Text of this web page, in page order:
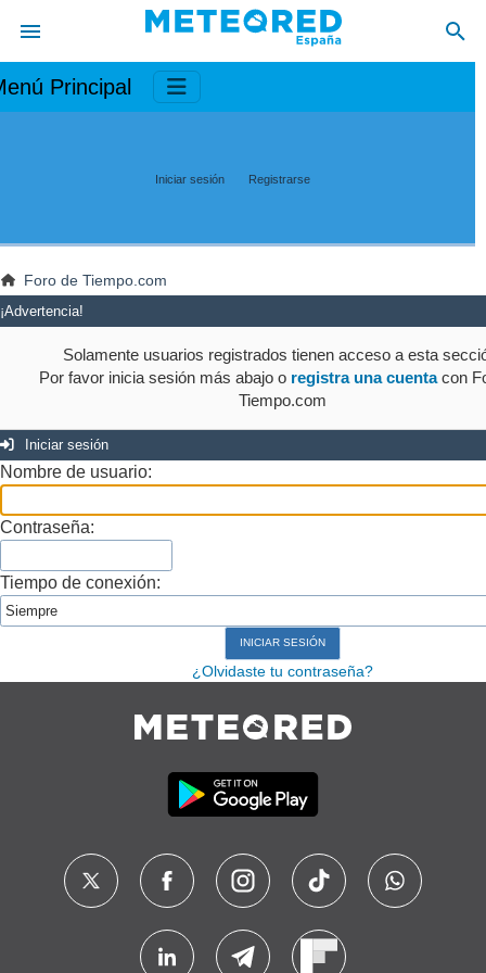
Principal
Iniciar sesión Registrarse
Foro de Tiempo.com
¡Advertencia!
Solamente usuarios registrados tienen acceso a esta
Por favor inicia sesión más abajo o registra una cuentacon
Tiempo.com
Iniciar sesión
Nombre de usuario:
Contraseña:
Tiempo de conexión:
¿Olvidaste tu contraseña?